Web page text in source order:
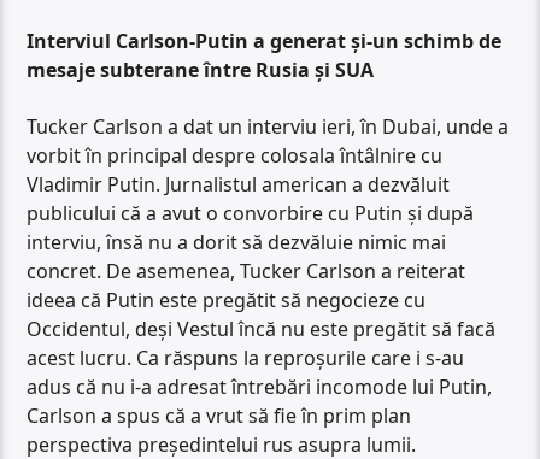
Interviul Carlson-Putin a generat și-un schimb de
mesaje subterane între Rusia și SUA
Tucker Carlson a dat un interviu ieri, în Dubai, unde a
vorbit în principal despre colosala întâlnire cu
Vladimir Putin. Jurnalistul american a dezvăluit
publicului că a avut o convorbire cu Putin și după
interviu, însă nu a dorit să dezvăluie nimic mai
concret. De asemenea, Tucker Carlson a reiterat
ideea că Putin este pregătit să negocieze cu
Occidentul, deși Vestul încă nu este pregătit să facă
acest lucru. Ca răspuns la reproșurile care i s-au
adus că nu i-a adresat întrebări incomode lui Putin,
Carlson a spus că a vrut să fie în prim plan
perspectiva președintelui rus asupra lumii.